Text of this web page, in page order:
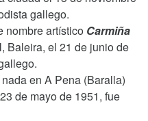
gallego.
nombre artístico Carmiña
Baleira, el 21 de junio de
nada en A Pena (Baralla)
de mayo de 1951, fue